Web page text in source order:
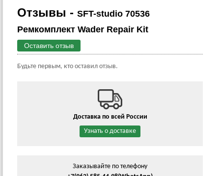
Отзывы - SFT-studio 70536
Ремкомплект Wader Repair Kit
Оставить отзыв
Будьте первым, кто оставил отзыв.
Доставка по всей России
Узнать о доставке
Заказывайте по телефону